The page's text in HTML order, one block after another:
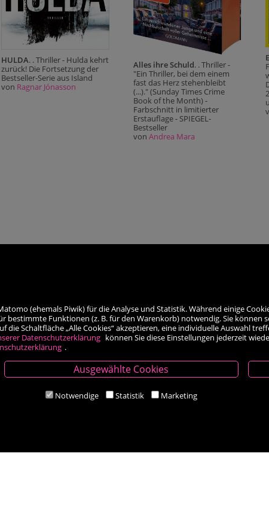
HULDA. . Thriller - Hulda kehrt
zurück! Die Fortsetzung der
Bestseller-Serie aus Island
von Ragnar Jónasson
Alles ihre Schuld. . Thriller -
"Ein Thriller, bei dem einem
fast das Herz stehenbleibt
(...)." (Sunday Times Crime
Book of the Month) -
Farbschnitt in limitierter
Erstauflage - SPIEGEL-
Bestseller
von Andrea Mara
(ehemals Piwik) für die Analyse und Statistik. Während einige
bestimmte Funktionen (z. B. für den Warenkorb) notwendig. Sie können
Schaltfläche „Alle Cookies“ akzeptieren, eine individuelle Auswahl
Datenschutzerklärung können Sie diese Einstellungen jederzeit
.
Ausgewählte Cookies
Notwendige Statistik Marketing